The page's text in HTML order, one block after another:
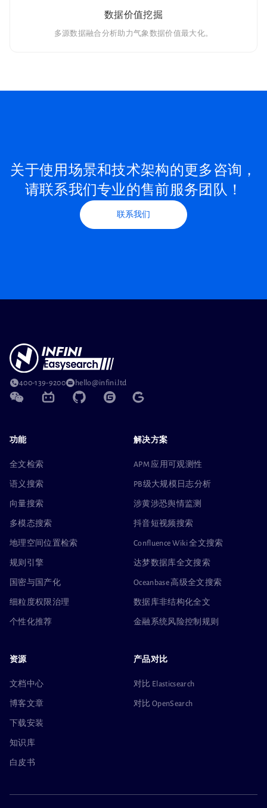
数据价值挖掘
多源数据融合分析助力气象数据价值最大化。
关于使用场景和技术架构的更多咨询，
请联系我们专业的售前服务团队！
联系我们
400-139-9200 hello@infini.ltd
功能
全文检索
语义搜索
向量搜索
多模态搜索
地理空间位置检索
规则引擎
国密与国产化
细粒度权限治理
个性化推荐
解决方案
APM 应用可观测性
PB级大规模日志分析
涉黄涉恐舆情监测
抖音短视频搜索
Confluence Wiki 全文搜索
达梦数据库全文搜索
Oceanbase 高级全文搜索
数据库非结构化全文
金融系统风险控制规则
资源
文档中心
博客文章
下载安装
知识库
白皮书
产品对比
对比 Elasticsearch
对比 OpenSearch